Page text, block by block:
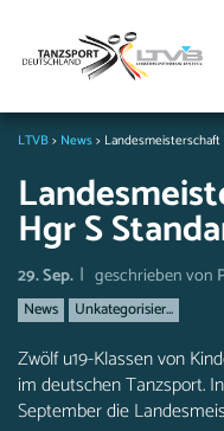
LTVB> News>
Hgr S
29. Sep. | geschrieben von
News Unkategorisier...
Zwölf u19-Klassen von
im deutschen Tanzsport.
September die